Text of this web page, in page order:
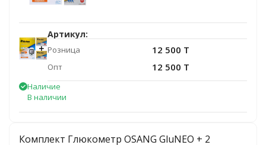
Артикул:
Розница 12 500 T
Опт 12 500 T
Наличие
В наличии
Комплект Глюкометр OSANG GluNEO + 2